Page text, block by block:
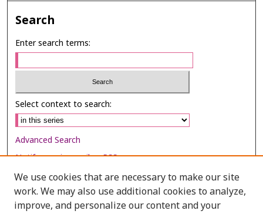
Search
Enter search terms:
Select context to search:
Advanced Search
Notify me via email orRSS
Browse
Collections
We use cookies that are necessary to make our site
work. We may also use additional cookies to analyze,
improve, and personalize our content and your